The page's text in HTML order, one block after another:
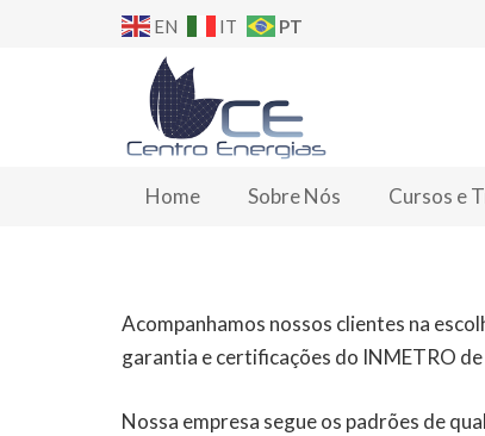
EN IT PT
Home Sobre Nós Cursos e
Acompanhamos nossos clientes na
garantia e certificações do INMETRO
Nossa empresa segue os padrões de